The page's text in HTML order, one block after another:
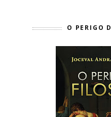
O PERIGO